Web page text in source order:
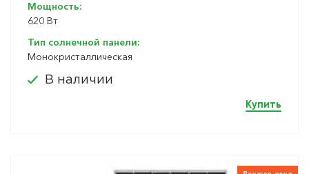
Мощность:
620 Вт
Тип солнечной панели:
Монокристаллическая
В наличии
Купить